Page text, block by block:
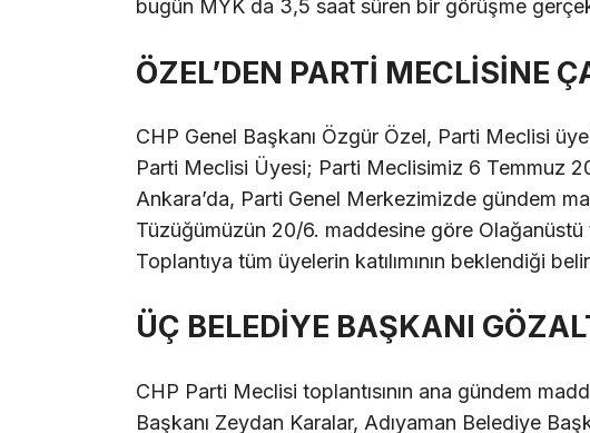
bugün MYK da 3,5 saat süren bir görüşme
ÖZEL’DEN PARTİ MECLİSİNE
CHP Genel Başkanı Özgür Özel, Parti Meclisi
Parti Meclisi Üyesi; Parti Meclisimiz 6 Temmuz
Ankara’da, Parti Genel Merkezimizde gündem
Tüzüğümüzün 20/6. maddesine göre Olağanüstü
Toplantıya tüm üyelerin katılımının beklendiği
ÜÇ BELEDİYE BAŞKANI
CHP Parti Meclisi toplantısının ana gündem
Başkanı Zeydan Karalar, Adıyaman Belediye